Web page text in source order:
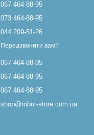
067 464-88-95
073 464-88-95
044 209-51-26
Передзвонити вам?
067 464-88-95
067 464-88-95
067 464-88-95
shop@robot-store.com.ua